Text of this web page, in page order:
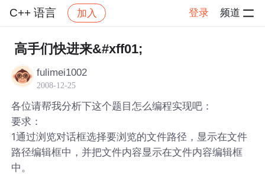
C++ 语言 加入 登录 频道
社区 C++ 语言 帖子详情
高手们快进来&#xff01;
fulimei1002
2008-12-25
各位请帮我分析下这个题目怎么编程实现吧：
要求：
1通过浏览对话框选择要浏览的文件路径，显示在文件
路径编辑框中，并把文件内容显示在文件内容编辑框
中。